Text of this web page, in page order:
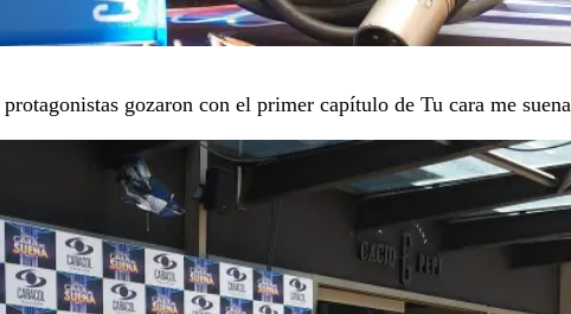
gozaron con el primer capítulo de Tu cara me suena